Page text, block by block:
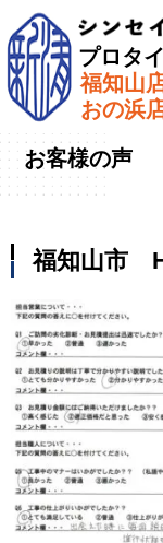
プロタ
福知山
おの浜
ホーム»お客様
お客様の声
福知山市